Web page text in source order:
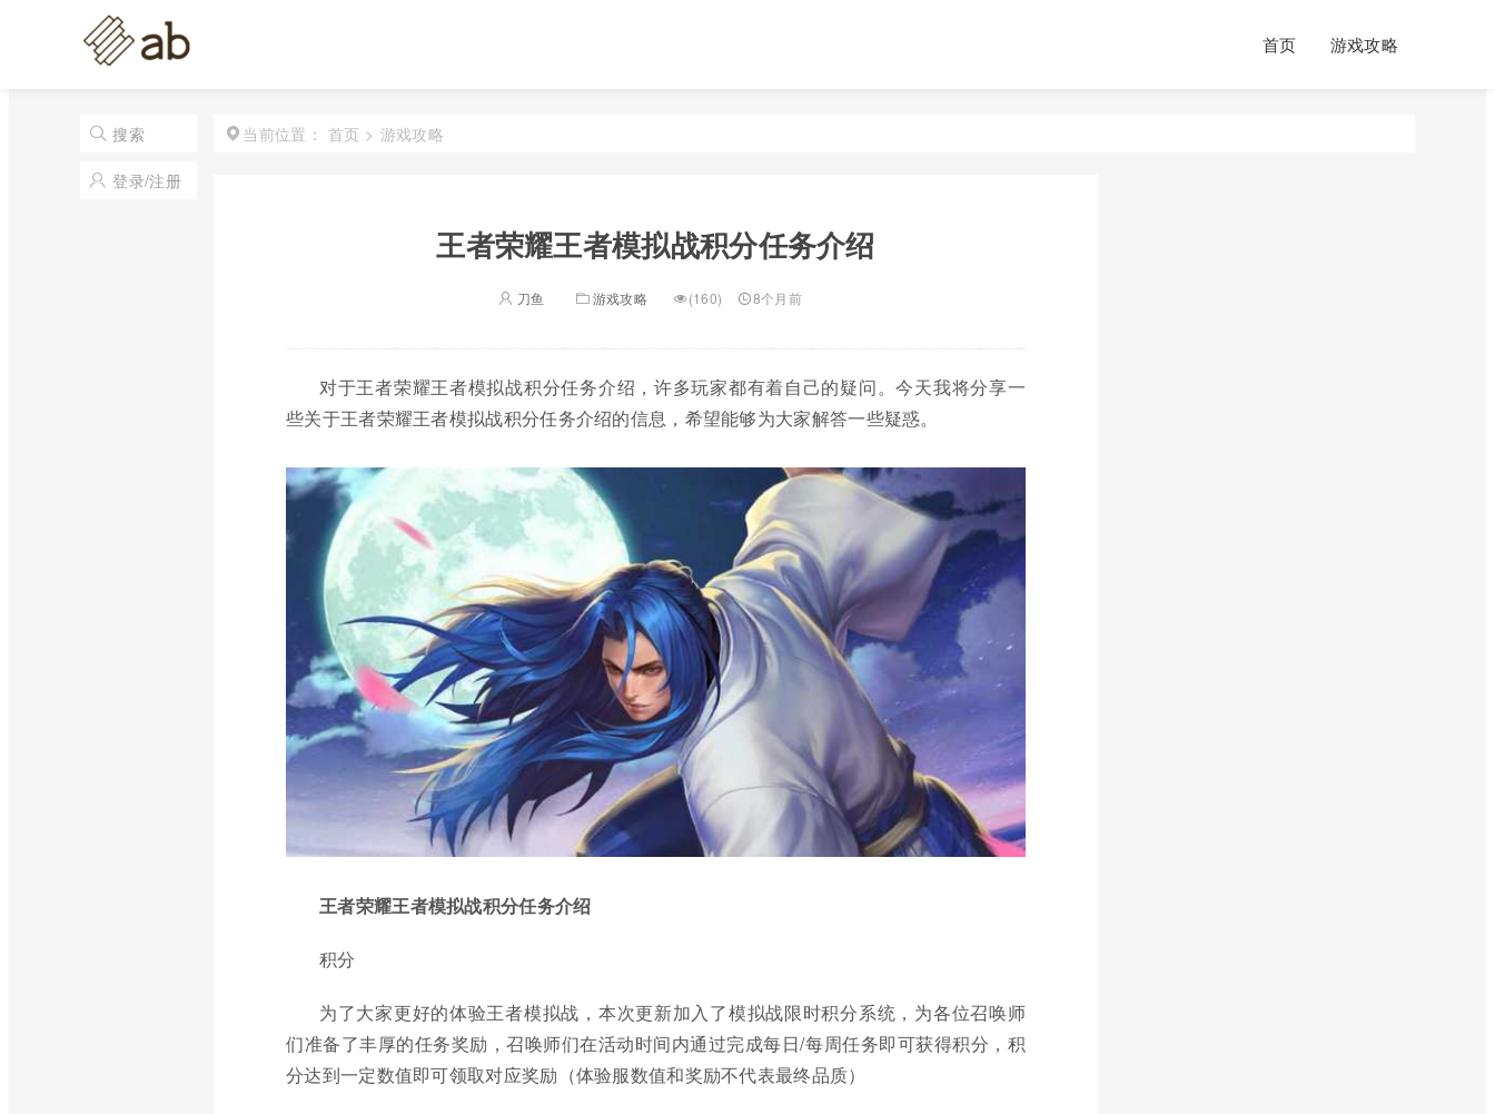
首页 游戏攻略
搜索
登录/注册
当前位置： 首页 > 游戏攻略
王者荣耀王者模拟战积分任务介绍
刀鱼 游戏攻略 (160) 8个月前
对于王者荣耀王者模拟战积分任务介绍，许多玩家都有着自己的疑问。今天我将分享一
些关于王者荣耀王者模拟战积分任务介绍的信息，希望能够为大家解答一些疑惑。
王者荣耀王者模拟战积分任务介绍
积分
为了大家更好的体验王者模拟战，本次更新加入了模拟战限时积分系统，为各位召唤师
们准备了丰厚的任务奖励，召唤师们在活动时间内通过完成每日/每周任务即可获得积分，积
分达到一定数值即可领取对应奖励（体验服数值和奖励不代表最终品质）